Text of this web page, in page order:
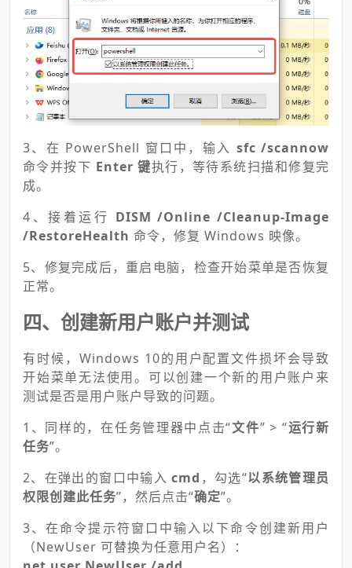
3、在 PowerShell 窗口中，输入 sfc /scannow
命令并按下 Enter 键执行，等待系统扫描和修复完
成。
4、接着运行 DISM /Online /Cleanup-Image
/RestoreHealth 命令，修复 Windows 映像。
5、修复完成后，重启电脑，检查开始菜单是否恢复
正常。
四、创建新用户账户并测试
有时候，Windows 10的用户配置文件损坏会导致
开始菜单无法使用。可以创建一个新的用户账户来
测试是否是用户账户导致的问题。
1、同样的，在任务管理器中点击“文件” > “运行新
任务”。
2、在弹出的窗口中输入cmd ，勾选“以系统管理员
权限创建此任务”，然后点击“确定”。
3、在命令提示符窗口中输入以下命令创建新用户
（NewUser 可替换为任意用户名）：